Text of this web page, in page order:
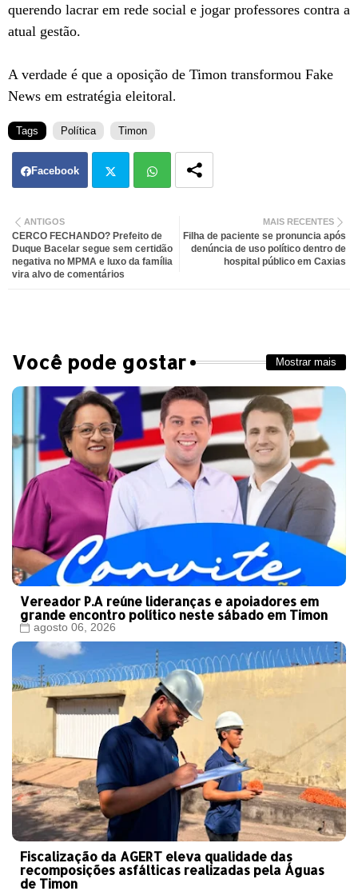
querendo lacrar em rede social e jogar professores contra a
atual gestão.
A verdade é que a oposição de Timon transformou Fake
News em estratégia eleitoral.
Tags Política Timon
Facebook
ter atsa
MAIS RECENTES
Filha de paciente se pronuncia após
denúncia de uso político dentro de
hospital público em Caxias
ANTIGOS
CERCO FECHANDO? Prefeito de
Duque Bacelar segue sem certidão
negativa no MPMA e luxo da família
vira alvo de comentários
Você pode gostar Mostrar mais
Vereador P.A reúne lideranças e apoiadores em
grande encontro político neste sábado em Timon
agosto 06, 2026
Fiscalização da AGERT eleva qualidade das
recomposições asfálticas realizadas pela Águas
de Timon